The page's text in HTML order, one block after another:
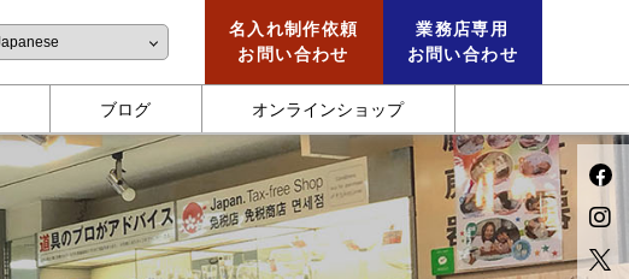
名入れ制作依頼
お問い合わせ
業務店専用
お問い合わせ
ブログ オンラインショップ